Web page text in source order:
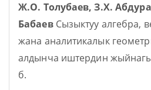
Ж.О. Толубаев, З.Х.
БабаевСызыктуу алгебра,
жана аналитикалык
алдынча иштердин
б.